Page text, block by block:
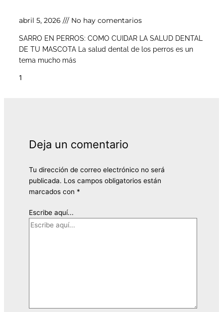
abril 5, 2026 No hay comentarios
SARRO EN PERROS: COMO CUIDAR LA SALUD DENTAL
DE TU MASCOTA La salud dental de los perros es un
tema mucho más
Deja un comentario
Tu dirección de correo electrónico no será
publicada. Los campos obligatorios están
marcados con *
Escribe aquí...